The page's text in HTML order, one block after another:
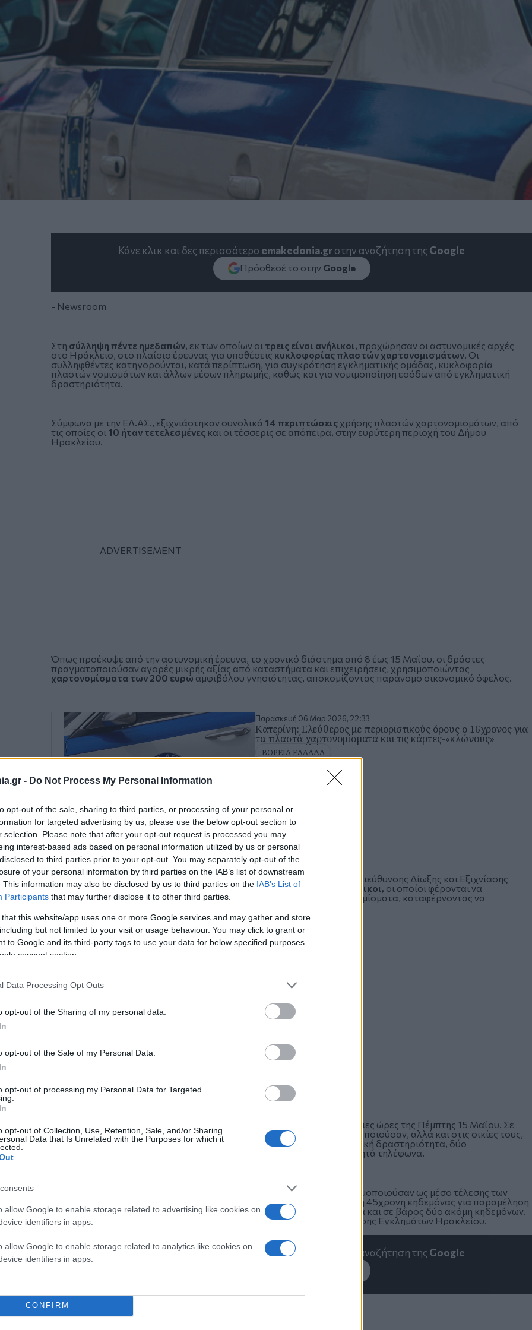
- Do Not Process My Personal Information
opt-out of the sale, sharing to third parties, or processing of your personal or
for targeted advertising by us, please use the below opt-out section to
selection. Please note that after your opt-out request is processed you may
interest-based ads based on personal information utilized by us or personal
to third parties prior to your opt-out. You may separately opt-out of the
of your personal information by third parties on the IAB’s list of downstream
This information may also be disclosed by us to third parties on the IAB’s List of
Participants that may further disclose it to other third parties.
that this website/app uses one or more Google services and may gather and store
but not limited to your visit or usage behaviour. You may click to grant or
to Google and its third-party tags to use your data for below specified purposes
consent section.
Data Processing Opt Outs
opt-out of the Sharing of my personal data.
opt-out of the Sale of my Personal Data.
opt-out of processing my Personal Data for Targeted
opt-out of Collection, Use, Retention, Sale, and/or Sharing
Data that Is Unrelated with the Purposes for which it
allow Google to enable storage related to advertising like cookies on
identifiers in apps.
allow Google to enable storage related to analytics like cookies on
identifiers in apps.
CONFIRM
Κάνε κλικ και δες περισσότερο emakedonia.grστην αναζήτηση της Google
Πρόσθεσέ το στην Google
- Newsroom
Στη σύλληψη πέντε ημεδαπών , εκ των οποίων οι τρεις είναι ανήλικοι , προχώρησαν οι αστυνομικές αρχές
στο Ηράκλειο, στο πλαίσιο έρευνας για υποθέσεις κυκλοφορίας πλαστών χαρτονομισμάτων . Οι
συλληφθέντες κατηγορούνται, κατά περίπτωση, για συγκρότηση εγκληματικής ομάδας, κυκλοφορία
πλαστών νομισμάτων και άλλων μέσων πληρωμής, καθώς και για νομιμοποίηση εσόδων από εγκληματική
δραστηριότητα.
Σύμφωνα με την ΕΛ.ΑΣ., εξιχνιάστηκαν συνολικά 14 περιπτώσεις χρήσης πλαστών χαρτονομισμάτων, από
τις οποίες οι 10 ήταν τετελεσμένες και οι τέσσερις σε απόπειρα, στην ευρύτερη περιοχή του Δήμου
Ηρακλείου.
Όπως προέκυψε από την αστυνομική έρευνα, το χρονικό διάστημα από 8 έως 15 Μαΐου, οι δράστες
πραγματοποιούσαν αγορές μικρής αξίας από καταστήματα και επιχειρήσεις, χρησιμοποιώντας
χαρτονομίσματα των 200 ευρώ αμφιβόλου γνησιότητας, αποκομίζοντας παράνομο οικονομικό όφελος.
Παρασκευή 06 Μαρ 2026, 22:33
Κατερίνη: Ελεύθερος με περιοριστικούς όρους ο 16χρονος για
τα πλαστά χαρτονομίσματα και τις κάρτες-«κλώνους»
ΒΟΡΕΙΑ ΕΛΛΑΔΑ
Ύστερα από αξιοποίηση στοιχείων και προανακριτική έρευνα της Υποδιεύθυνσης Δίωξης και Εξιχνίασης
Εγκλημάτων Ηρακλείου, ταυτοποιήθηκανδύο 18χρονοικαι τρεις ανήλικοι, οι οποίοι φέρονται να
επιχείρησαν να πραγματοποιήσουν 14 συναλλαγές με
πλαστά χαρτονομίσματα, καταφέρνοντας να
Οι κατηγορούμενοι εντοπίστηκαν και συνελήφθησαν τις μεταμεσονύκτιες ώρες της Πέμπτης 15 Μαΐου. Σε
ελέγχους και έρευνες που πραγματοποιήθηκαν στο όχημα που χρησιμοποιούσαν, αλλά και στις οικίες τους,
βρέθηκαν και κατασχέθηκαν 925 ευρώ ως προερχόμενα από εγκληματική δραστηριότητα, δύο
αμφιβόλου γνησιότητας και πέντε κινητά τηλέφωνα.
Ι.Χ. επιβατικό αυτοκίνητο
που χρησιμοποιούσαν ως μέσο τέλεσης των
παράνομων πράξεων. Επιπλέον, σύμφωνα με την αστυνομία, συνελήφθη 45χρονη κηδεμόνας για παραμέληση
εποπτείας ανηλίκου, ενώ σχηματίστηκε δικογραφία για το ίδιο αδίκημα και σε βάρος δύο ακόμη κηδεμόνων.
Η προανάκριση συνεχίζεται από την Υποδιεύθυνση Δίωξης και Εξιχνίασης Εγκλημάτων Ηρακλείου.
Κάνε κλικ και δες περισσότερο emakedonia.gr στην αναζήτηση της Google